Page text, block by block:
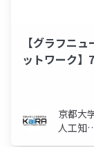
【グラフニ
ットワーク】
京都大
人工知